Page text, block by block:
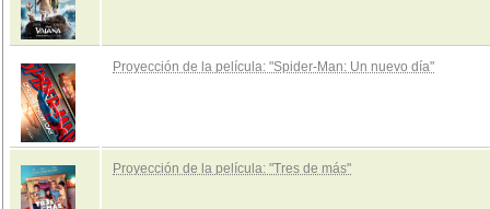
Proyección de la película: "Spider-Man: Un nuevo día"
Proyección de la película: "Tres de más"